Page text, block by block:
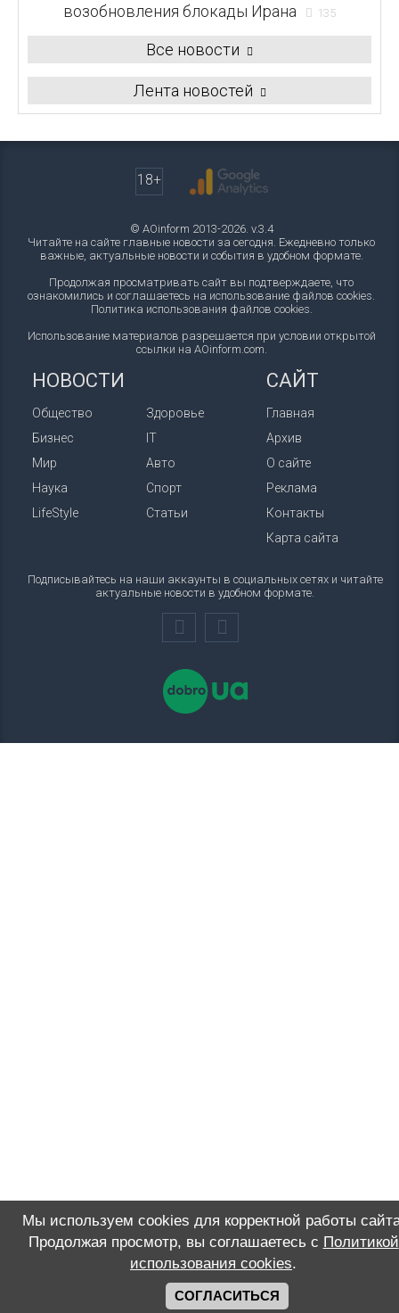
возобновления блокады Ирана
135
Все новости
Лента новостей
18+
© AOinform 2013-2026. v.3.4
Читайте на сайте главные новости за сегодня. Ежедневно только
важные, актуальные новости и события в удобном формате.
Продолжая просматривать сайт вы подтверждаете, что
ознакомились и соглашаетесь на использование файлов cookies.
Политика использования файлов cookies.
Использование материалов разрешается при условии открытой
ссылки на AOinform.com.
НОВОСТИ
Общество
Бизнес
Мир
Наука
LifeStyle
Здоровье
IT
Авто
Спорт
Статьи
САЙТ
Главная
Архив
О сайте
Реклама
Контакты
Карта сайта
Подписывайтесь на наши аккаунты в социальных сетях и читайте
актуальные новости в удобном формате.
Мы используем cookies для корректной работы
Продолжая просмотр, вы соглашаетесь с Политикой
использования cookies.
СОГЛАСИТЬСЯ